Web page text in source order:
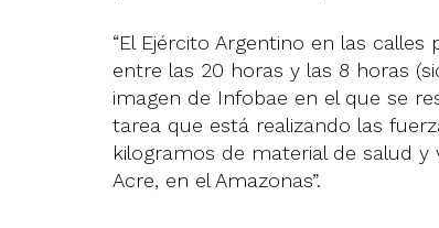
“El Ejército Argentino en las
entre las 20 horas y las 8 horas
imagen de Infobae en el que se
tarea que está realizando las
kilogramos de material de salud
Acre, en el Amazonas”.